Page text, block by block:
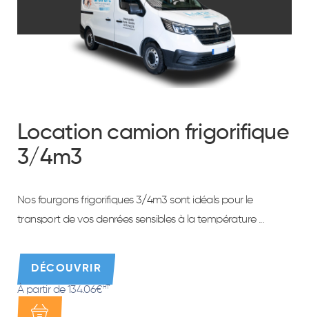
Location camion frigorifique
3/4m3
Nos fourgons frigorifiques 3/4m3 sont idéals pour le
transport de vos denrées sensibles à la température ...
DÉCOUVRIR
À partir de 134.06€ HT*